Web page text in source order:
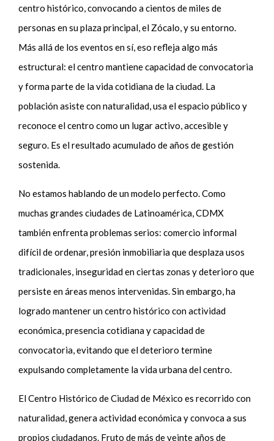
centro histórico, convocando a cientos de miles de
personas en su plaza principal, el Zócalo, y su entorno.
Más allá de los eventos en sí, eso refleja algo más
estructural: el centro mantiene capacidad de convocatoria
y forma parte de la vida cotidiana de la ciudad. La
población asiste con naturalidad, usa el espacio público y
reconoce el centro como un lugar activo, accesible y
seguro. Es el resultado acumulado de años de gestión
sostenida.
No estamos hablando de un modelo perfecto. Como
muchas grandes ciudades de Latinoamérica, CDMX
también enfrenta problemas serios: comercio informal
difícil de ordenar, presión inmobiliaria que desplaza usos
tradicionales, inseguridad en ciertas zonas y deterioro que
persiste en áreas menos intervenidas. Sin embargo, ha
logrado mantener un centro histórico con actividad
económica, presencia cotidiana y capacidad de
convocatoria, evitando que el deterioro termine
expulsando completamente la vida urbana del centro.
El Centro Histórico de Ciudad de México es recorrido con
naturalidad, genera actividad económica y convoca a sus
propios ciudadanos. Fruto de más de veinte años de